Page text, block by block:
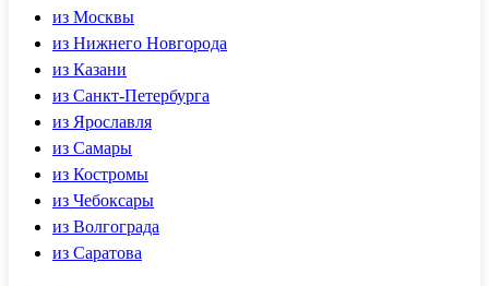
из Москвы
из Нижнего Новгорода
из Казани
из Санкт-Петербурга
из Ярославля
из Самары
из Костромы
из Чебоксары
из Волгограда
из Саратова